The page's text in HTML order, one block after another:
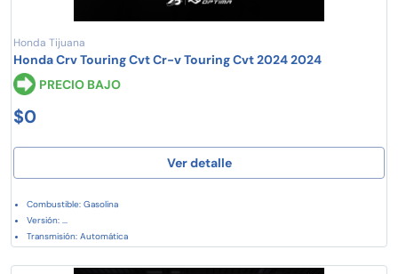
Honda Tijuana
Honda Crv Touring Cvt Cr-v Touring Cvt 2024 2024
PRECIO BAJO
$0
Ver detalle
Combustible: Gasolina
Versión: ...
Transmisión: Automática